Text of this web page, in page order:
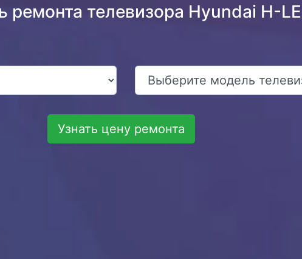
ремонта телевизора Hyundai H-
Узнать цену ремонта